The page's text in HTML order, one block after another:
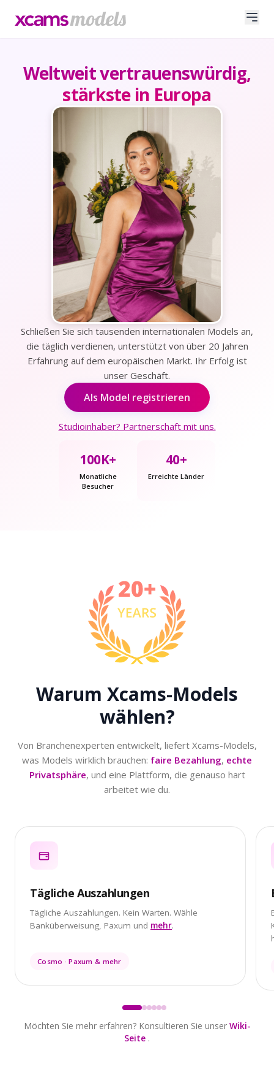
Weltweit vertrauenswürdig,
stärkste in Europa
Schließen Sie sich tausenden internationalen Models an,
die täglich verdienen, unterstützt von über 20 Jahren
Erfahrung auf dem europäischen Markt. Ihr Erfolg ist
unser Geschäft.
Als Model registrieren
Studioinhaber? Partnerschaft mit uns.
100K+
Monatliche
Besucher
40+
Erreichte Länder
Warum Xcams-Models
wählen?
Von Branchenexperten entwickelt, liefert Xcams-Models,
was Models wirklich brauchen: faire Bezahlung, echte
Privatsphäre, und eine Plattform, die genauso hart
arbeitet wie du.
Tägliche Auszahlungen
Tägliche Auszahlungen. Kein Warten. Wähle
Banküberweisung, Paxum und mehr.
Cosmo · Paxum & mehr
Möchten Sie mehr erfahren? Konsultieren Sie unser Wiki-
Seite .